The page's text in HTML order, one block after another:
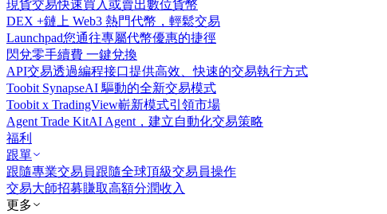
現貨交易快速買入或賣出數位貨幣
DEX +鏈上 Web3 熱門代幣，輕鬆交易
Launchpad您通往專屬代幣優惠的捷徑
閃兌零手續費 一鍵兌換
API交易透過編程接口提供高效、快速的交易執行方式
Toobit SynapseAI 驅動的全新交易模式
Toobit x TradingView嶄新模式引領市場
Agent Trade KitAI Agent，建立自動化交易策略
福利
跟單
跟隨專業交易員跟隨全球頂級交易員操作
交易大師招募賺取高額分潤收入
更多